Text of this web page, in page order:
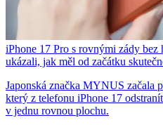
iPhone 17 Pro s rovnými zády bez
ukázali, jak měl od začátku
Japonská značka MYNUS začala
který z telefonu iPhone 17
v jednu rovnou plochu.